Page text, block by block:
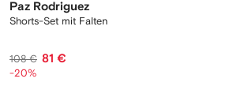
Paz Rodriguez
Shorts-Set mit Falten
108 € 81 €
-20%